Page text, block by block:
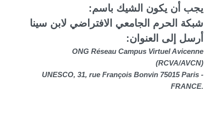
يجب أن يكون الشيك باسم:
شبكة الحرم الجامعي الافتراضي لابن سينا
أرسل إلى العنوان:
ONG Réseau Campus Virtuel Avicenne
(RCVA/AVCN)
UNESCO, 31, rue François Bonvin 75015 Paris -
FRANCE.